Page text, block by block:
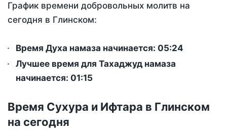
График времени добровольных молитв на
сегодня в Глинском:
Время Духа намаза начинается: 05:24
Лучшее время для Тахаджуд намаза
начинается: 01:15
Время Сухура и Ифтара в Глинском
на сегодня